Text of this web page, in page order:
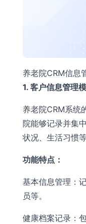
养老院CRM信息
1. 客户信息管理
养老院CRM系统
院能够记录并集
状况、生活习惯等
功能特点：
基本信息管理：
员等。
健康档案记录：